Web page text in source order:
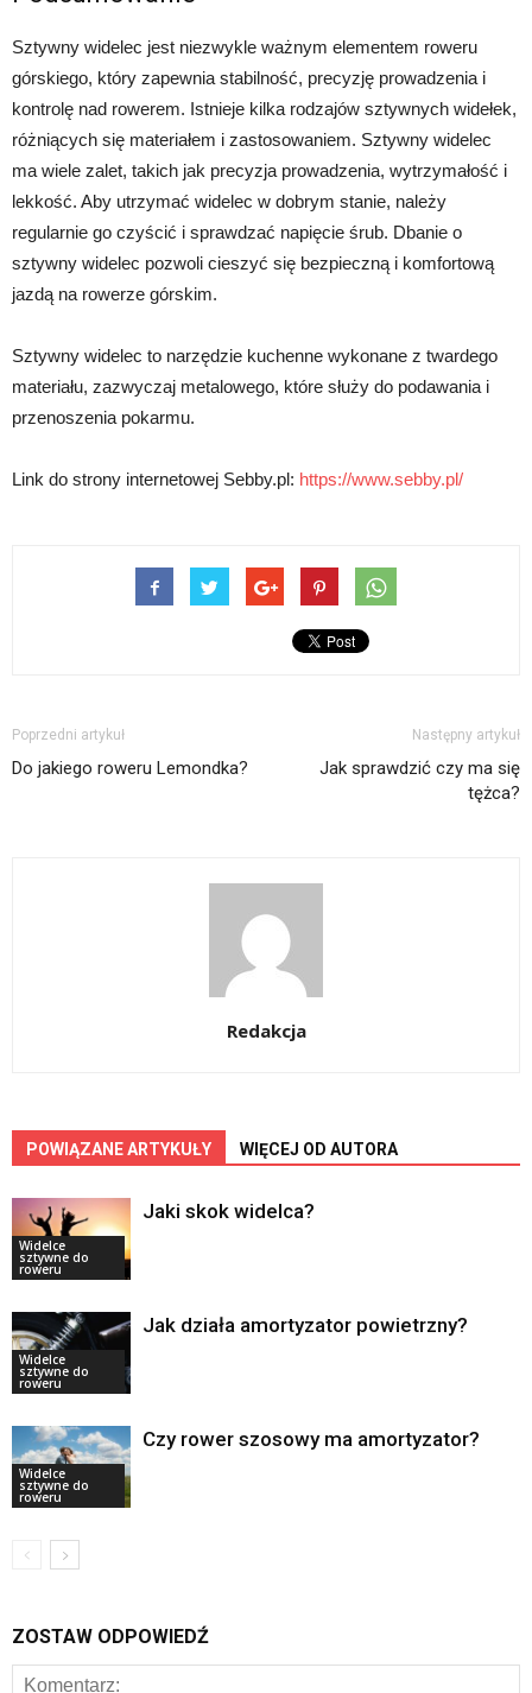
Sztywny widelec jest niezwykle ważnym elementem roweru
górskiego, który zapewnia stabilność, precyzję prowadzenia i
kontrolę nad rowerem. Istnieje kilka rodzajów sztywnych widełek,
różniących się materiałem i zastosowaniem. Sztywny widelec
ma wiele zalet, takich jak precyzja prowadzenia, wytrzymałość i
lekkość. Aby utrzymać widelec w dobrym stanie, należy
regularnie go czyścić i sprawdzać napięcie śrub. Dbanie o
sztywny widelec pozwoli cieszyć się bezpieczną i komfortową
jazdą na rowerze górskim.
Sztywny widelec to narzędzie kuchenne wykonane z twardego
materiału, zazwyczaj metalowego, które służy do podawania i
przenoszenia pokarmu.
Link do strony internetowej Sebby.pl: https://www.sebby.pl/
Poprzedni artykuł
Do jakiego roweru Lemondka?
Następny artykuł
Jak sprawdzić czy ma się
tężca?
Redakcja
POWIĄZANE ARTYKUŁY WIĘCEJ OD AUTORA
Widelce
sztywne do
roweru
Jaki skok widelca?
Widelce
sztywne do
roweru
Jak działa amortyzator powietrzny?
Widelce
sztywne do
roweru
Czy rower szosowy ma amortyzator?
ZOSTAW ODPOWIEDŹ